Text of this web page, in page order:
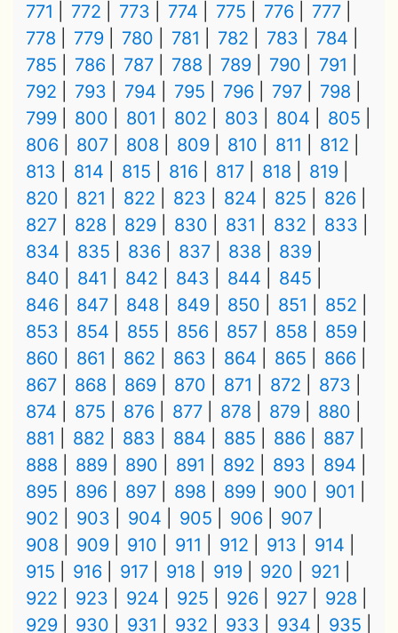
771
772 773 774 775 776
777
778
779 780 781 782 783
784
785
786 787 788 789 790
791
792
793 794 795 796 797
798
799
800 801 802 803 804
805
806
807 808 809 810 811
812
813
814 815 816 817 818
819
820
821 822 823 824 825
826
827
828 829 830 831 832
833
834
835 836 837 838
839
840
841 842 843 844
845
846
847 848 849 850 851
852
853
854 855 856 857 858
859
860
861 862 863 864 865
866
867
868 869 870 871 872
873
874
875 876 877 878 879
880
881
882 883 884 885 886
887
888
889 890 891 892 893
894
895
896 897 898 899 900
901
902
903 904 905 906
907
908
909 910 911 912 913
914
915
916 917 918 919 920
921
922
923 924 925 926 927
928
929
930 931 932 933 934
935